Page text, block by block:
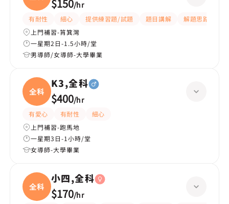
$150/hr
有耐性 細心 提供練習題/試題 題目講解
解題思路
上門補習-筲箕灣
一星期2日-1.5小時/堂
男導師/女導師-大學畢業
全科
K3,全科
$400/hr
有愛心 有耐性
細心
上門補習-跑馬地
一星期3日-1小時/堂
女導師-大學畢業
全科
小四,全科
$170/hr